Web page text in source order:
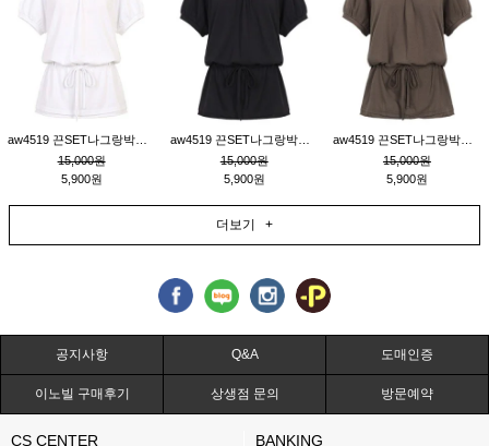
15,000원
5,900원
15,000원
5,900원
15,000원
5,900원
더보기 +
공지사항 Q&A 도매인증
이노빌 구매후기 상생점 문의 방문예약
CS CENTER BANKING